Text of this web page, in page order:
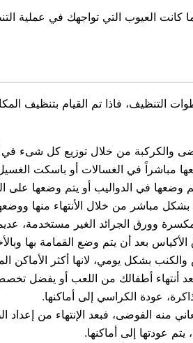
كانت العيوب التي تواجهك في عملية
التنظيف، فاذا تم القيام
والكركبة من خلال توزيع كل شىء في
مباشراً في الغسالات أو باسكت
وضعها في الدواليب أو يتم وضعها على
بشكل مباشر من خلال الأنتهاء منها
وورق الجرائد الغير مستخدمة،
الأكياس بعد أن يتم وضع القمامة بها
والكنب بشكل يومي، لانها أكثر
بعد أنتهاء أطفالك من اللعب أو يفضل
عودة الكراسي إلى أماكنها.
منه الفوضى، فبعد الإنتهاء من إعداد
عودتها إلى أماكنها.